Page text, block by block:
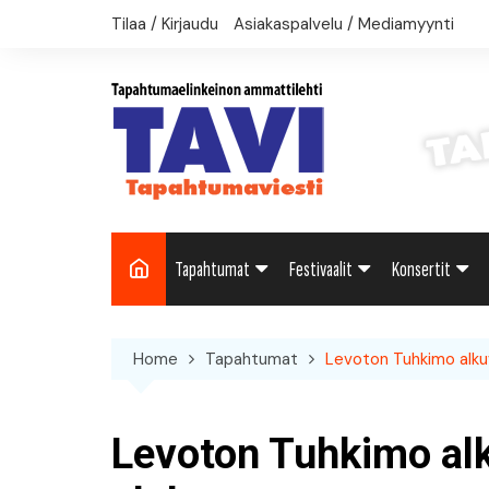
Tilaa / Kirjaudu Asiakaspalvelu / Mediamyynti
Tapahtumat
Uutiset: Matkailu
Festivaalit Konsertit
Home Tapahtumat Levoton Tuhkimo
Levoton Tuhkimo